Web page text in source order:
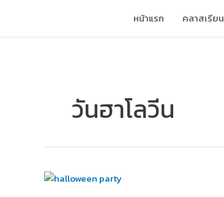
content
หน้าแรก คลาสเรียน
วันฮาโลวีน
ไอ